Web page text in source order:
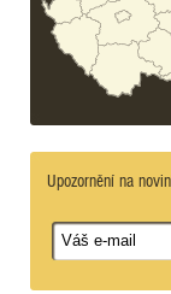
Upozornění na